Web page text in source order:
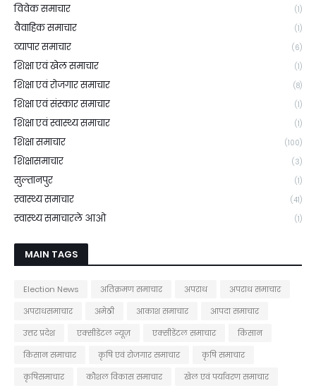
विवेक समाचार (1)
वैवाहिक समाचार (1)
व्यापार समाचार (6)
शिक्षा एवं खेल समाचार (1)
शिक्षा एवं रोजगार समाचार (8)
शिक्षा एवं संस्कार समाचार (1)
शिक्षा एवं स्वास्थ्य समाचार (1)
शिक्षा समाचार (100)
शिक्षासमाचार (3)
सुल्तानपुर (1)
स्वास्थ्य समाचार (41)
स्वास्थ्य समाचारले आओ (1)
MAIN TAGS
Election News अतिक्रमण समाचार अपराध
अपराध समाचार
अपराधसमाचार
अमेठी आकाश समाचार
आपदा समाचार
उत्तर प्रदेश
एक्सीडेंटल न्यूज़ एक्सीडेंटल समाचार
किसान
किसान समाचार
कृषि एवं रोजगार समाचार
कृषि समाचार
कृषिसमाचार
कौशल विकास समाचार
खेल एवं पर्यावरण समाचार